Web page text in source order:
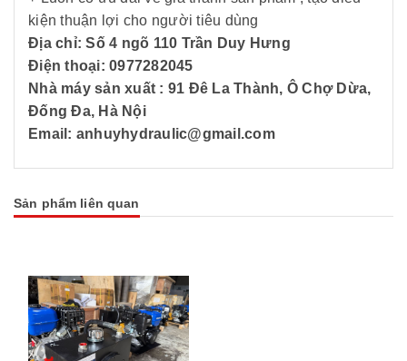
kiện thuận lợi cho người tiêu dùng
Địa chỉ: Số 4 ngõ 110 Trần Duy Hưng
Điện thoại: 0977282045
Nhà máy sản xuất : 91 Đê La Thành, Ô Chợ Dừa,
Đống Đa, Hà Nội
Email: anhuyhydraulic@gmail.com
Sản phẩm liên quan